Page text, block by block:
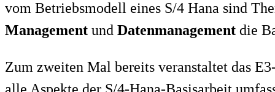
vom Betriebsmodell eines S/4 Hana sind
Management und Datenmanagement die
Zum zweiten Mal bereits veranstaltet das